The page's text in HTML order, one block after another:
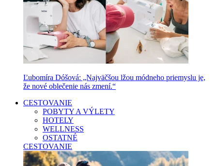
Ľubomíra Dóšová: „Najväčšou lžou módneho priemyslu je,
že nové oblečenie nás zmení.“
CESTOVANIE
POBYTY A VÝLETY
HOTELY
WELLNESS
OSTATNÉ
CESTOVANIE